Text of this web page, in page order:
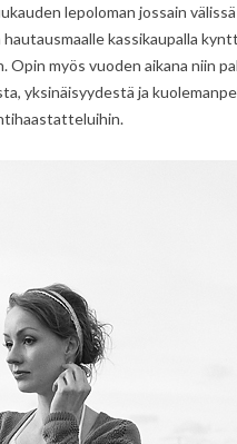
lepoloman jossain
kassikaupalla
myös vuoden aikana niin
yksinäisyydestä ja